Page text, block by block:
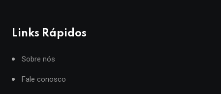
Links Rápidos
Sobre nós
Fale conosco